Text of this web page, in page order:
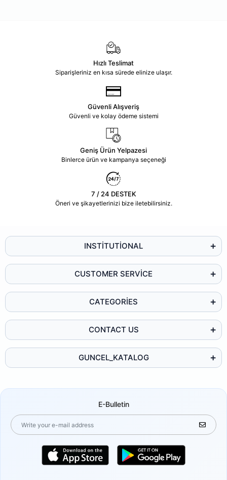
Hızlı Teslimat
Siparişleriniz en kısa sürede elinize ulaşır.
Güvenli Alışveriş
Güvenli ve kolay ödeme sistemi
Geniş Ürün Yelpazesi
Binlerce ürün ve kampanya seçeneği
7 / 24 DESTEK
Öneri ve şikayetlerinizi bize iletebilirsiniz.
INSTİTUTİONAL
CUSTOMER SERVİCE
CATEGORİES
CONTACT US
GUNCEL_KATALOG
E-Bulletin